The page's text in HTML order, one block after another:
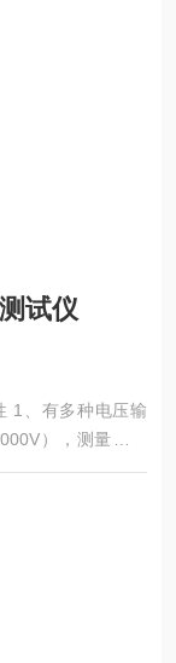
试仪
1、有多种电压输
），测量电阻
动转换，并有相应
察绝缘电阻的变
并可精确